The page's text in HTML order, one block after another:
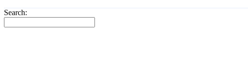
Search: